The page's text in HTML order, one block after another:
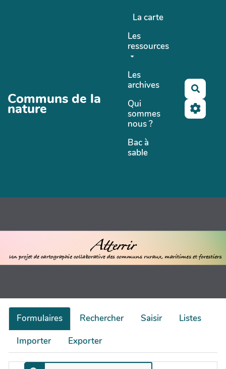
Communs de la
nature
La carte
Les
ressources
Les
archives
Qui
sommes
nous ?
Bac à
sable
Formulaires Rechercher Saisir
Listes
Importer
Exporter